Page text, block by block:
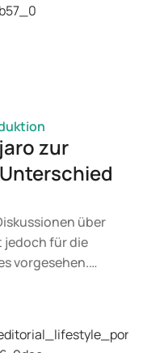
zur
über
jedoch für die
vorgesehen.
Arzt auf